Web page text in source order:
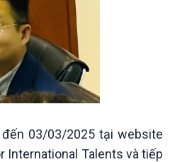
03/03/2025 tại website
International Talents và tiếp